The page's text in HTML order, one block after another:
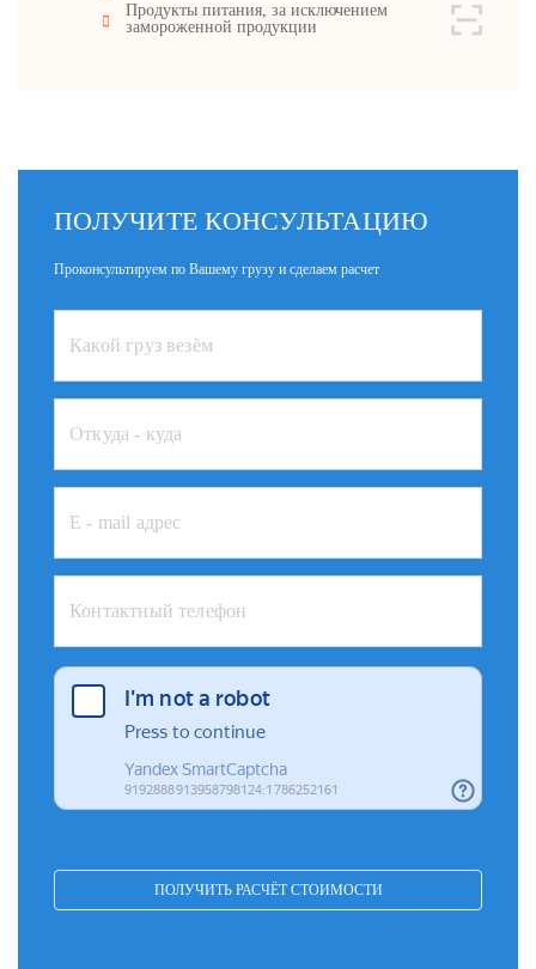
Продукты питания, за исключением
замороженной продукции
ПОЛУЧИТЕ КОНСУЛЬТАЦИЮ
Проконсультируем по Вашему грузу и сделаем расчет
ПОЛУЧИТЬ РАСЧЁТ СТОИМОСТИ